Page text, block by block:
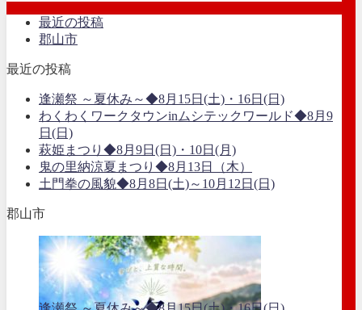
最近の投稿
郡山市
最近の投稿
逢瀬祭 ～夏休み～◆8月15日(土)・16日(日)
わくわくワークタウンinムシテックワールド◆8月9
日(日)
萩姫まつり◆8月9日(日)・10日(月)
鬼の里納涼夏まつり◆8月13日（木）
土門拳の風貌◆8月8日(土)～10月12日(日)
郡山市